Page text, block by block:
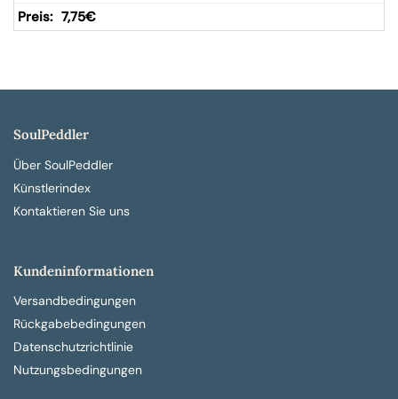
7,75€
SoulPeddler
Über SoulPeddler
Künstlerindex
Kontaktieren Sie uns
Kundeninformationen
Versandbedingungen
Rückgabebedingungen
Datenschutzrichtlinie
Nutzungsbedingungen